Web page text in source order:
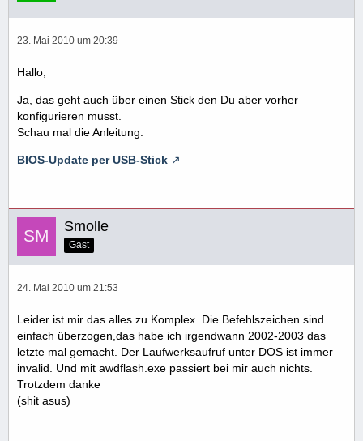
23. Mai 2010 um 20:39
Hallo,
Ja, das geht auch über einen Stick den Du aber vorher
konfigurieren musst.
Schau mal die Anleitung:
BIOS-Update per USB-Stick
Smolle
Gast
24. Mai 2010 um 21:53
Leider ist mir das alles zu Komplex. Die Befehlszeichen sind
einfach überzogen,das habe ich irgendwann 2002-2003 das
letzte mal gemacht. Der Laufwerksaufruf unter DOS ist immer
invalid. Und mit awdflash.exe passiert bei mir auch nichts.
Trotzdem danke
(shit asus)